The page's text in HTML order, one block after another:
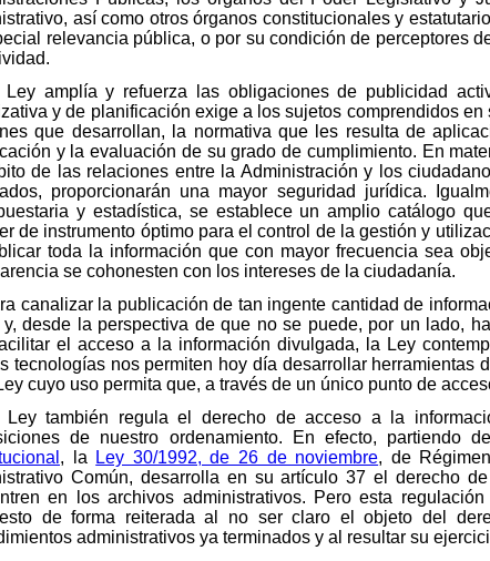
así como otros órganos constitucionales y
relevancia pública, o por su condición de perceptores
Ley amplía y refuerza las obligaciones de publicidad
y de planificación exige a los sujetos comprendidos
que desarrollan, la normativa que les resulta de
y la evaluación de su grado de cumplimiento. En
de las relaciones entre la Administración y los
proporcionarán una mayor seguridad jurídica.
y estadística, se establece un amplio catálogo
de instrumento óptimo para el control de la gestión y
toda la información que con mayor frecuencia sea
se cohonesten con los intereses de la ciudadanía.
canalizar la publicación de tan ingente cantidad de
desde la perspectiva de que no se puede, por un lado,
el acceso a la información divulgada, la Ley
tecnologías nos permiten hoy día desarrollar
cuyo uso permita que, a través de un único punto de
Ley también regula el derecho de acceso a la
de nuestro ordenamiento. En efecto, partiendo
, la Ley 30/1992, de 26 de noviembre, de
Común, desarrolla en su artículo 37 el derecho
en los archivos administrativos. Pero esta
de forma reiterada al no ser claro el objeto del
administrativos ya terminados y al resultar su